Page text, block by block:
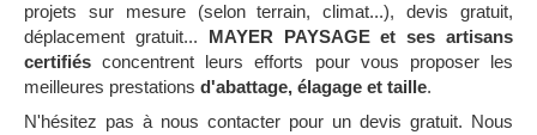
projets sur mesure (selon terrain, climat...), devis gratuit,
déplacement gratuit... MAYER PAYSAGE et ses artisans
certifiés concentrent leurs efforts pour vous proposer les
meilleures prestations d'abattage, élagage et taille.
N'hésitez pas à nous contacter pour un devis gratuit. Nous